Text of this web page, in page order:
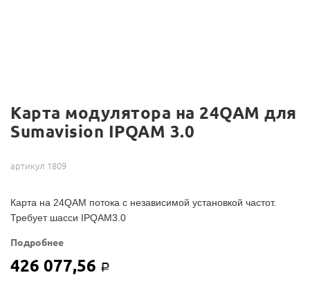
Карта модулятора на 24QAM для
Sumavision IPQAM 3.0
артикул 1809
Карта на 24QAM потока с независимой установкой частот.
Требует шасси IPQAM3.0
Подробнее
426 077,56 Р